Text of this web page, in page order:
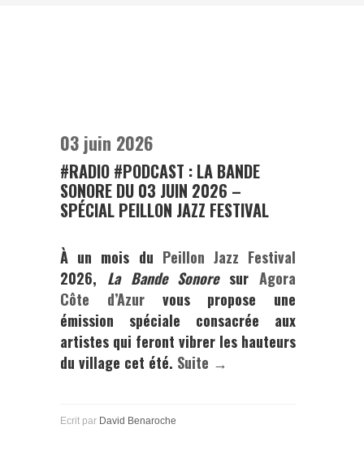
03 juin 2026
#RADIO #PODCAST : LA BANDE
SONORE DU 03 JUIN 2026 –
SPÉCIAL PEILLON JAZZ FESTIVAL
À un mois du Peillon Jazz Festival
2026, La Bande Sonore surAgora
Côte d’Azur
vous propose une
émission spéciale consacrée aux
artistes qui feront vibrer les hauteurs
du village cet été. Suite →
Ecrit par David Benaroche